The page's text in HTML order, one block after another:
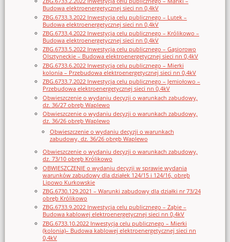
Budowa elektroenergetycznej sieci nn 0,4kV
ZBG.6733.3.2022 Inwestycja celu publicznego – Lutek –
Budowa elektroenergetycznej sieci nn 0,4kV
ZBG.6733.4.2022 Inwestycja celu publicznego – Królikowo –
Budowa elektroenergetycznej sieci nn 0,4kV
ZBG.6733.5.2022 Inwestycja celu publicznego – Gąsiorowo
Olsztyneckie – Budowa elektroenergetycznej sieci nn 0,4kV
ZBG.6733.6.2022 Inwestycja celu publicznego – Mierki
kolonia – Przebudowa elektroenergetycznej sieci nn 0,4kV
ZBG.6733.7.2022 Inwestycja celu publicznego – Jemiołowo –
Przebudowa elektroenergetycznej sieci nn 0,4kV
Obwieszczenie o wydaniu decyzji o warunkach zabudowy,
dz. 36/27 obręb Waplewo
Obwieszczenie o wydaniu decyzji o warunkach zabudowy,
dz. 36/26 obręb Waplewo
Obwieszczenie o wydaniu decyzji o warunkach
zabudowy, dz. 36/26 obręb Waplewo
Obwieszczenie o wydaniu decyzji o warunkach zabudowy,
dz. 73/10 obręb Królikowo
OBWIESZCZENIE o wydaniu decyzji w sprawie wydania
warunków zabudowy dla działek 124/15 i 124/16, obręb
Lipowo Kurkowskie
ZBG.6730.129.2021 – Warunki zabudowy dla działki nr 73/24
obręb Królikowo
ZBG.6733.9.2022 Inwestycja celu publicznego – Ząbie –
Budowa kablowej elektroenergetycznej sieci nn 0,4kV
ZBG.6733.10.2022 Inwestycja celu publicznego – Mierki
(kolonia)– Budowa kablowej elektroenergetycznej sieci nn
0,4kV